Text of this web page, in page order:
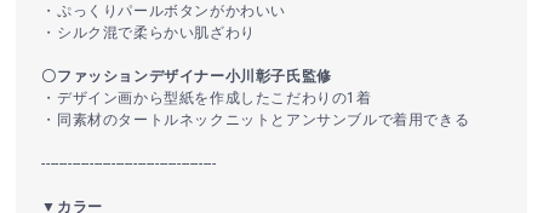
・ぷっくりパールボタンがかわいい
・シルク混で柔らかい肌ざわり
〇ファッションデザイナー小川彰子氏監修
・デザイン画から型紙を作成したこだわりの1着
・同素材のタートルネックニットとアンサンブルで着用できる
----------------------------------------
▼カラー